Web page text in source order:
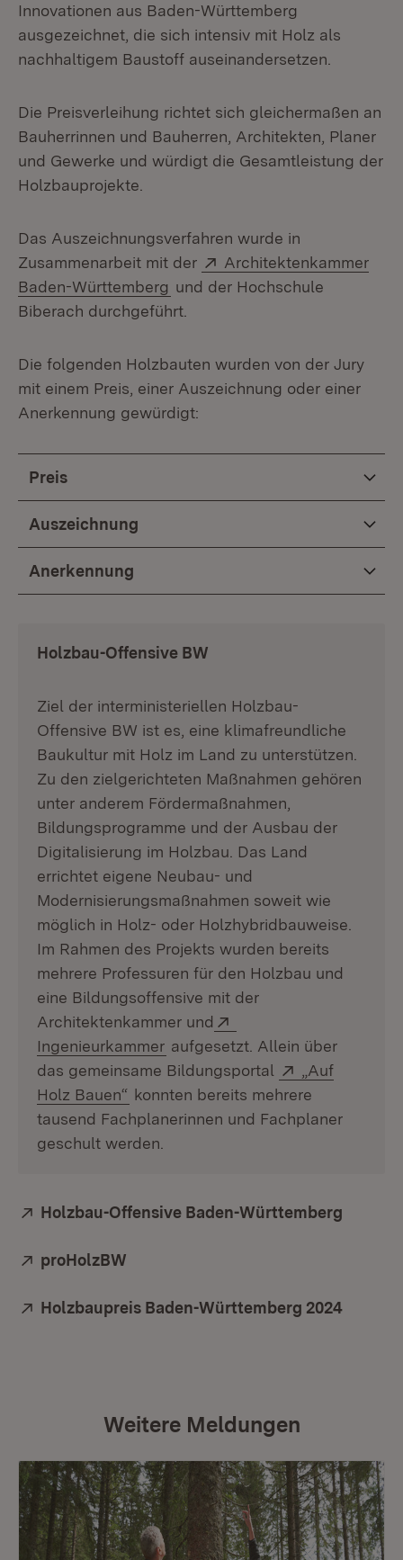
Innovationen aus Baden-Württemberg
ausgezeichnet, die sich intensiv mit Holz als
nachhaltigem Baustoff auseinandersetzen.
Die Preisverleihung richtet sich gleichermaßen an
Bauherrinnen und Bauherren, Architekten, Planer
und Gewerke und würdigt die Gesamtleistung der
Holzbauprojekte.
Das Auszeichnungsverfahren wurde in
Zusammenarbeit mit der
Extern:
Architektenkammer
Baden-Württemberg (Öffnet in neuem Fenster)
und der Hochschule
Biberach durchgeführt.
Die folgenden Holzbauten wurden von der Jury
mit einem Preis, einer Auszeichnung oder einer
Anerkennung gewürdigt:
Preis
Auszeichnung
Anerkennung
Holzbau-Offensive BW
Ziel der interministeriellen Holzbau-
Offensive BW ist es, eine klimafreundliche
Baukultur mit Holz im Land zu unterstützen.
Zu den zielgerichteten Maßnahmen gehören
unter anderem Fördermaßnahmen,
Bildungsprogramme und der Ausbau der
Digitalisierung im Holzbau. Das Land
errichtet eigene Neubau- und
Modernisierungsmaßnahmen soweit wie
möglich in Holz- oder Holzhybridbauweise.
Im Rahmen des Projekts wurden bereits
mehrere Professuren für den Holzbau und
eine Bildungsoffensive mit der
Architektenkammer und
Ingenieurkammer (Öffnet in neuem Fenster)
aufgesetzt. Allein über
das gemeinsame Bildungsportal
Extern:
„Auf
Holz Bauen“ (Öffnet in neuem Fenster)
konnten bereits mehrere
tausend Fachplanerinnen und Fachplaner
geschult werden.
Extern:
Holzbau-Offensive Baden-Württemberg
Extern:
proHolzBW
Extern:
Holzbaupreis Baden-Württemberg 2024
Weitere Meldungen